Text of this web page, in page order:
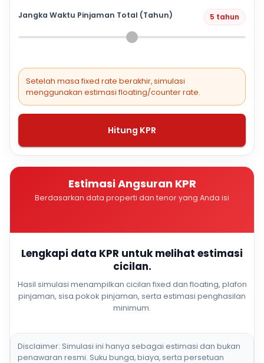
Jangka Waktu Pinjaman Total (Tahun) 5 tahun
Setelah masa fixed rate berakhir, simulasi
menggunakan estimasi floating/counter rate.
Hitung KPR
Estimasi Angsuran KPR
Berdasarkan data properti dan tenor yang Anda isi
Lengkapi data KPR untuk melihat estimasi
cicilan.
Hasil simulasi menampilkan cicilan fixed dan floating, plafon
pinjaman, sisa pokok pinjaman, serta estimasi penghasilan
minimum.
Disclaimer: Simulasi ini hanya sebagai estimasi dan bukan
penawaran resmi. Suku bunga, biaya, serta persetuan